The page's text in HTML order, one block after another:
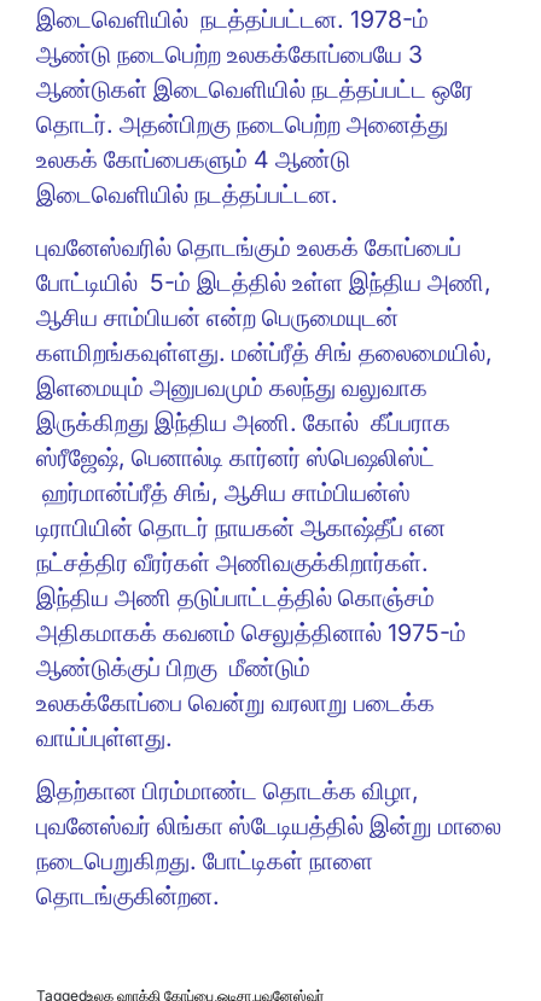
இடைவெளியில் நடத்தப்பட்டன. 1978-ம்
ஆண்டு நடைபெற்ற உலகக்கோப்பையே 3
ஆண்டுகள் இடைவெளியில் நடத்தப்பட்ட ஒரே
தொடர். அதன்பிறகு நடைபெற்ற அனைத்து
உலகக் கோப்பைகளும் 4 ஆண்டு
இடைவெளியில் நடத்தப்பட்டன.
புவனேஸ்வரில் தொடங்கும் உலகக் கோப்பைப்
போட்டியில் 5-ம் இடத்தில் உள்ள இந்திய அணி,
ஆசிய சாம்பியன் என்ற பெருமையுடன்
களமிறங்கவுள்ளது. மன்ப்ரீத் சிங் தலைமையில்,
இளமையும் அனுபவமும் கலந்து வலுவாக
இருக்கிறது இந்திய அணி. கோல் கீப்பராக
ஸ்ரீஜேஷ், பெனால்டி கார்னர் ஸ்பெஷலிஸ்ட்
ஹர்மான்ப்ரீத் சிங், ஆசிய சாம்பியன்ஸ்
டிராபியின் தொடர் நாயகன் ஆகாஷ்தீப் என
நட்சத்திர வீரர்கள் அணிவகுக்கிறார்கள்.
இந்திய அணி தடுப்பாட்டத்தில் கொஞ்சம்
அதிகமாகக் கவனம் செலுத்தினால் 1975-ம்
ஆண்டுக்குப் பிறகு மீண்டும்
உலகக்கோப்பை வென்று வரலாறு படைக்க
வாய்ப்புள்ளது.
இதற்கான பிரம்மாண்ட தொடக்க விழா,
புவனேஸ்வர் லிங்கா ஸ்டேடியத்தில் இன்று மாலை
நடைபெறுகிறது. போட்டிகள் நாளை
தொடங்குகின்றன.
Taggedஉலக ஹாக்கி கோப்பை,ஒடிசா,புவனேஸ்வர்